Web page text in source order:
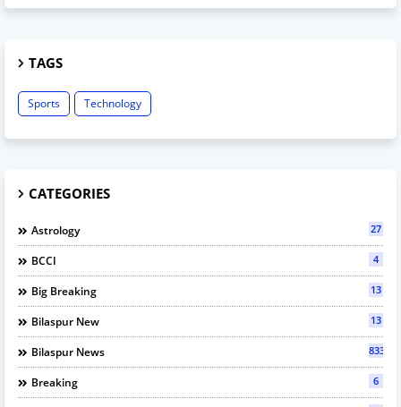
TAGS
Sports Technology
CATEGORIES
Astrology 27
BCCI 4
Big Breaking 13
Bilaspur New 13
Bilaspur News 833
Breaking 6